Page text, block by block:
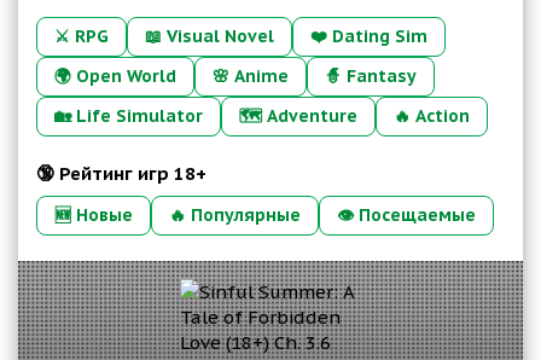
⚔️ RPG 📖 Visual Novel ❤️ Dating Sim
🌍 Open World 🌸 Anime 🧙 Fantasy
🏡 Life Simulator 🗺️ Adventure 🔥 Action
🔞 Рейтинг игр 18+
🆕 Новые 🔥 Популярные 👁 Посещаемые